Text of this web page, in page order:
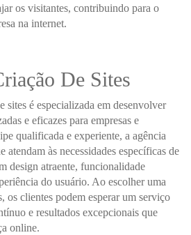
os visitantes, contribuindo para o
na internet.
De Sites
sites é especializada em desenvolver
e eficazes para empresas e
qualificada e experiente, a agência
atendam às necessidades específicas de
design atraente, funcionalidade
do usuário. Ao escolher uma
os clientes podem esperar um serviço
e resultados excepcionais que
online.